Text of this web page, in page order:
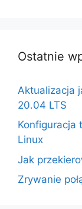
Ostatnie
Aktualizacja
20.04 LTS
Konfiguracja
Linux
Jak
Zrywanie